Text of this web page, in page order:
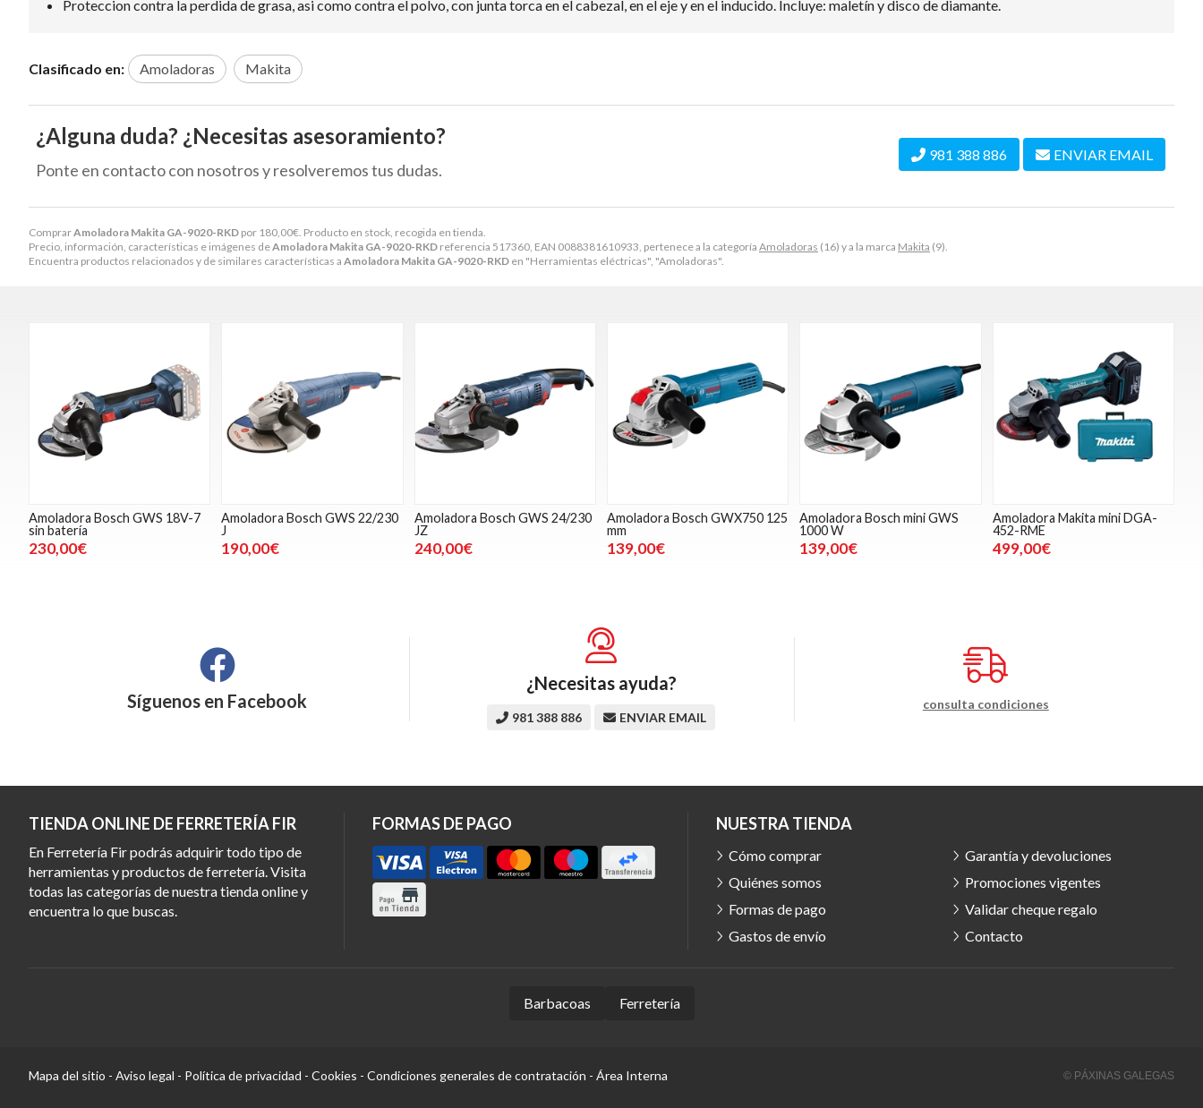
ComprarAmoladora Makita GA-9020-RKD por 180,00€. Producto en stock, recogida en tienda.
Precio, información, características e imágenes deAmoladora Makita GA-9020-RKD referencia 517360, EAN 0088381610933, pertenece a la categoría Amoladoras (16) y a la marca Makita (9).
Encuentra productos relacionados y de similares características a Amoladora Makita GA-9020-RKD en "Herramientas eléctricas", "Amoladoras".
Proteccion contra la perdida de grasa, asi como contra el polvo, con junta torca en el cabezal, en el eje y en el inducido. Incluye: maletín y disco de diamante.
Clasificado en: Amoladoras Makita
¿Alguna duda? ¿Necesitas asesoramiento?
Ponte en contacto con nosotros y resolveremos tus dudas.
981 388 886 ENVIAR EMAIL
Amoladora Bosch GWS 18V-7
sin batería
230,00€
Amoladora Bosch GWS 22/230
J
190,00€
Amoladora Bosch GWS 24/230
JZ
240,00€
Amoladora Bosch GWX750 125
mm
139,00€
Amoladora Bosch mini GWS
1000 W
139,00€
Amoladora Makita mini DGA-
452-RME
499,00€
Síguenos en Facebook
¿Necesitas ayuda?
981 388 886 ENVIAR EMAIL
consulta condiciones
TIENDA ONLINE DE FERRETERÍA FIR
En Ferretería Fir podrás adquirir todo tipo de
herramientas y productos de ferretería. Visita
todas las categorías de nuestra tienda online y
encuentra lo que buscas.
FORMAS DE PAGO NUESTRA TIENDA
Cómo comprar
Quiénes somos
Formas de pago
Gastos de envío
Garantía y devoluciones
Promociones vigentes
Validar cheque regalo
Contacto
Barbacoas Ferretería
Mapa del sitio - Aviso legal - Política de privacidad - Cookies - Condiciones generales de contratación - Área Interna © PÁXINAS GALEGAS